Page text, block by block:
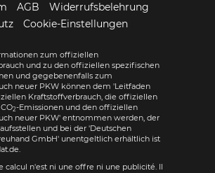
AGB
Widerrufsbelehrung
Cookie-Einstellungen
zum offiziellen
und zu den offiziellen spezifischen
und gegebenenfalls zum
neuer PKW können dem 'Leitfaden
Kraftstoffverbrauch, die offiziellen
2-Emissionen und den offiziellen
neuer PKW' entnommen werden, der
und bei der 'Deutschen
GmbH' unentgeltlich erhältlich ist
calcul n'est ni une offre ni une publicité. Il